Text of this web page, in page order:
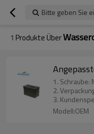
Bitte geben Sie
1 Produkte Über
1. Schraube:
2.
3.
Modell:OEM